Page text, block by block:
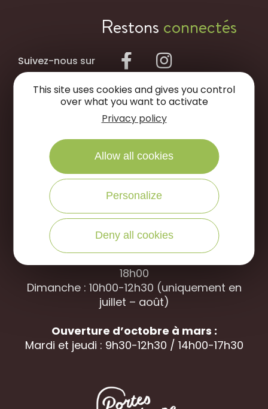
Restonsconnectés
Suivez-nous sur
NOUS ÉCRIRE
Office de Tourisme des Portes de Sologne
Rue des jardins, 45240 La
Ferté Saint-
Aubin
Ouverture d’avril à septembre
18h00
Dimanche : 10h00-12h30 (uniquement en
juillet – août)
Ouverture d’octobre à mars :
Mardi et jeudi : 9h30-12h30 / 14h00-17h30
This site uses cookies and gives you control
over what you want to activate
Privacy policy
Allow all cookies
Personalize
Deny all cookies